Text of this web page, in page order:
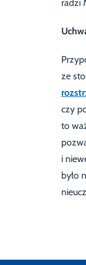
radzi
ze
czy
to
i
było